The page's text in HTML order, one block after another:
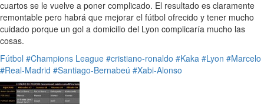
cuartos se le vuelve a poner complicado. El resultado es claramente
remontable pero habrá que mejorar el fútbol ofrecido y tener mucho
cuidado porque un gol a domicilio del Lyon complicaría mucho las
cosas.
Fútbol #Champions League #cristiano-ronaldo #Kaka #Lyon #Marcelo
#Real-Madrid #Santiago-Bernabeú #Xabi-Alonso